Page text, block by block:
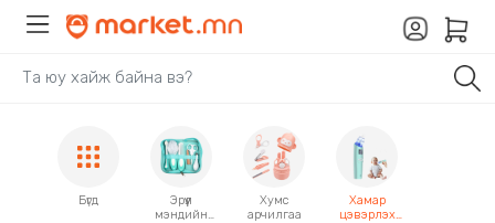
Бүгд
Эрүүл
мэндийн
Хумс
арчилгаа
Хамар
цэвэрлэх